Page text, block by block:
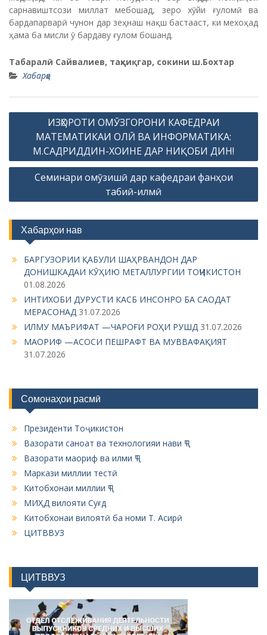
сарнавиштсози миллат мебошад, зеро хӯйи ғуломӣ ва
бардапарварӣ чунон дар зеҳнаш нақш бастааст, ки мехоҳад
ҳама ба мисли ӯ бардаву ғулом бошанд.
Табаралӣ Сайвалиев, таҳқиқгар, сокини ш.Бохтар
Хабарҳо
P
t
a
v
i
g
t
o
n
ИЗҲОРОТИ ОМӮЗГОРОНИ КАФЕДРАИ
МАТЕМАТИКАИ ОЛӢ ВА ИНФОРМАТИКА:
М.САДРИДДИН-ХОИНЕ ДАР НИҚОБИ ДИН!
Семинари омӯзишӣ дар кафедраи фанҳои
табиӣ-илмӣ
Хабарҳои нав
БАРГУЗОРИИ ҚАБУЛИ ШАҲРВАНДОН ДАР
ДОНИШКАДАИ КӮҲИЮ МЕТАЛЛУРГИИ ТОҶИКИСТОН
01.08.2026
ИНТИХОБИ ДУРУСТИ КАСБ ИНСОНРО БА САОДАТ
МЕРАСОНАД 31.07.2026
ИЛМУ МАЪРИФАТ —ЧАРОҒИ РОҲИ РУШД 31.07.2026
МАОРИФ —АСОСИ ПЕШРАФТ ВА МУВВАФАҚИЯТ
31.07.2026
Сомонаҳои расмӣ
Президенти Тоҷикистон
Вазорати саноат ва технологияи нави ҶТ
Вазорати маориф ва илми ҶТ
Маркази миллии тестӣ
Китобхонаи миллии ҶТ
МИҲД вилояти Суғд
Китобхонаи вилоятӣ ба номи Т. Асирӣ
ЦИТВВУЗ
ЦИТВВУЗ